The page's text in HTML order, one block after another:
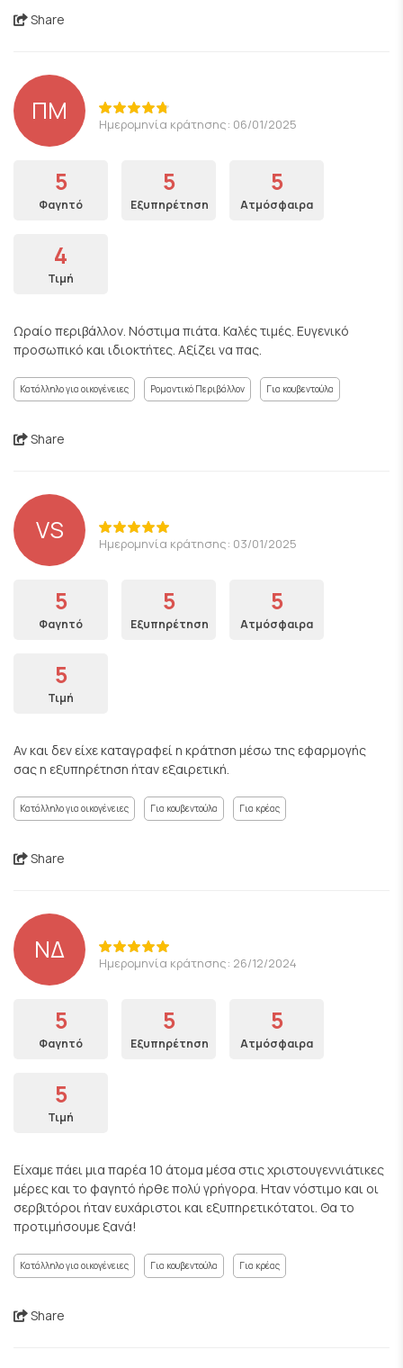
Share
ΠΜ Ημερομηνία κράτησης: 06/01/2025
5
Φαγητό
5
Εξυπηρέτηση
5
Ατμόσφαιρα
4
Τιμή
Ωραίο περιβάλλον. Νόστιμα πιάτα. Καλές τιμές. Ευγενικό
προσωπικό και ιδιοκτήτες. Αξίζει να πας.
Κατάλληλο για οικογένειες Ρομαντικό Περιβάλλον Για κουβεντούλα
Share
VS Ημερομηνία κράτησης: 03/01/2025
5
Φαγητό
5
Εξυπηρέτηση
5
Ατμόσφαιρα
5
Τιμή
Αν και δεν είχε καταγραφεί η κράτηση μέσω της εφαρμογής
σας η εξυπηρέτηση ήταν εξαιρετική.
Κατάλληλο για οικογένειες Για κουβεντούλα Για κρέας
Share
ΝΔ Ημερομηνία κράτησης: 26/12/2024
5
Φαγητό
5
Εξυπηρέτηση
5
Ατμόσφαιρα
5
Τιμή
Είχαμε πάει μια παρέα 10 άτομα μέσα στις χριστουγεννιάτικες
μέρες και το φαγητό ήρθε πολύ γρήγορα. Ηταν νόστιμο και οι
σερβιτόροι ήταν ευχάριστοι και εξυπηρετικότατοι. Θα το
προτιμήσουμε ξανά!
Κατάλληλο για οικογένειες Για κουβεντούλα Για κρέας
Share